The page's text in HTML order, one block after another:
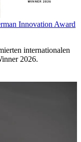
Innovation Award
internationalen
2026.